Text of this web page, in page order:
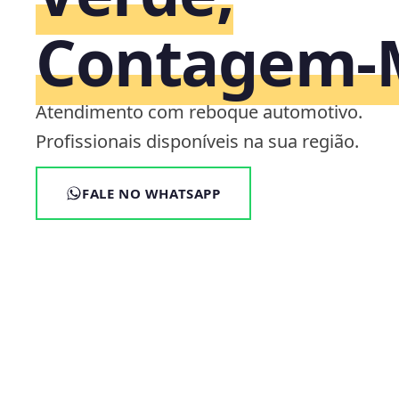
Atendimento com reboque automotivo.
Profissionais disponíveis na sua região.
FALE NO WHATSAPP